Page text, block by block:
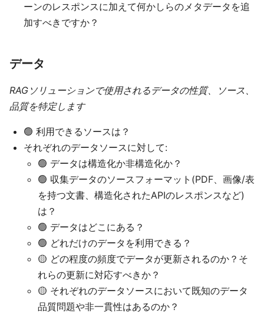
ーンのレスポンスに加えて何かしらのメタデータを追
加すべきですか？
データ
RAGソリューションで使用されるデータの性質、ソース、
品質を特定します
🟢 利用できるソースは？
それぞれのデータソースに対して:
🟢 データは構造化か非構造化か？
🟢 収集データのソースフォーマット(PDF、画像/表
を持つ文書、構造化されたAPIのレスポンスなど)
は？
🟢 データはどこにある？
🟢 どれだけのデータを利用できる？
🟡 どの程度の頻度でデータが更新されるのか？そ
れらの更新に対応すべきか？
🟡 それぞれのデータソースにおいて既知のデータ
品質問題や非一貫性はあるのか？